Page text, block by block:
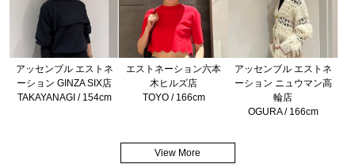
アッセンブル エストネ
ーション GINZA SIX店
TAKAYANAGI / 154cm
エストネーション六本
木ヒルズ店
TOYO / 166cm
アッセンブル エストネ
ーション ニュウマン高
輪店
OGURA / 166cm
View More